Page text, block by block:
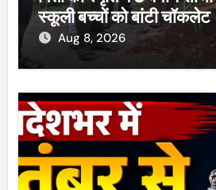
स्कूली बच्चों को बांटी चॉकलेट
Aug 8, 2026